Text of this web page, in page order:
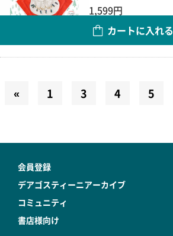
1,599円
カートに入れる
« 1 3 4 5
会員登録
デアゴスティーニアーカイブ
コミュニティ
書店様向け